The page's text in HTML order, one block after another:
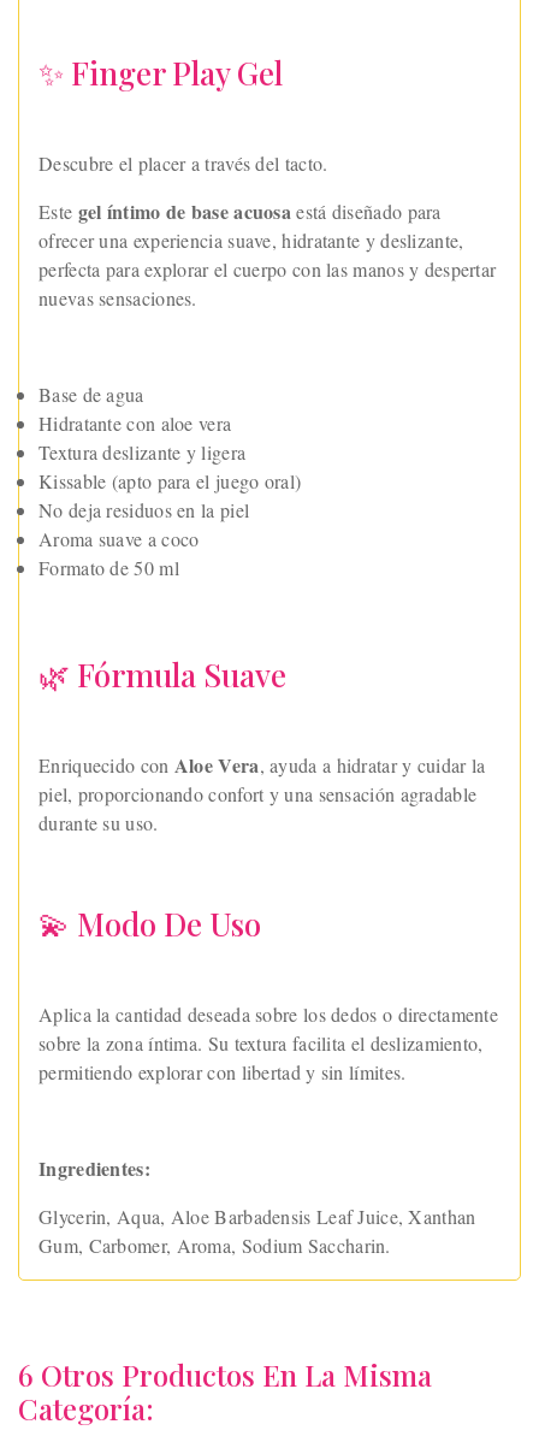
✨ Finger Play Gel
Descubre el placer a través del tacto.
Este gel íntimo de base acuosaestá diseñado para
ofrecer una experiencia suave, hidratante y deslizante,
perfecta para explorar el cuerpo con las manos y despertar
nuevas sensaciones.
Base de agua
Hidratante con aloe vera
Textura deslizante y ligera
Kissable (apto para el juego oral)
No deja residuos en la piel
Aroma suave a coco
Formato de 50 ml
🌿 Fórmula Suave
Enriquecido con Aloe Vera, ayuda a hidratar y cuidar la
piel, proporcionando confort y una sensación agradable
durante su uso.
💫 Modo De Uso
Aplica la cantidad deseada sobre los dedos o directamente
sobre la zona íntima. Su textura facilita el deslizamiento,
permitiendo explorar con libertad y sin límites.
Ingredientes:
Glycerin, Aqua, Aloe Barbadensis Leaf Juice, Xanthan
Gum, Carbomer, Aroma, Sodium Saccharin.
6 Otros Productos En La Misma
Categoría: